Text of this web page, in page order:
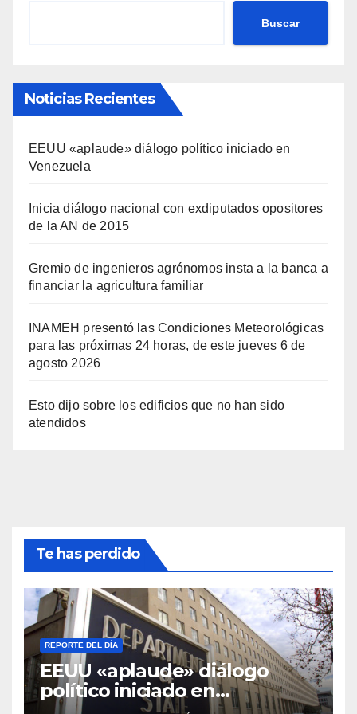
Buscar
Noticias Recientes
EEUU «aplaude» diálogo político iniciado en
Venezuela
Inicia diálogo nacional con exdiputados opositores
de la AN de 2015
Gremio de ingenieros agrónomos insta a la banca a
financiar la agricultura familiar
INAMEH presentó las Condiciones Meteorológicas
para las próximas 24 horas, de este jueves 6 de
agosto 2026
Esto dijo sobre los edificios que no han sido
atendidos
Te has perdido
REPORTE DEL DÍA
EEUU «aplaude» diálogo
político iniciado en